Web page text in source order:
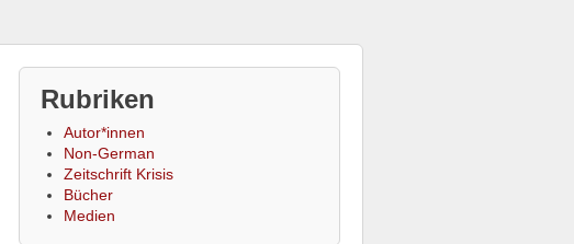
Rubriken
Autor*innen
Non-German
Zeitschrift Krisis
Bücher
Medien